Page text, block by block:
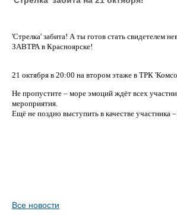
'Стрелка' забита! А ты готов стать свидетелем
ЗАВТРА в Красноярске!
21 октября в 20:00 на втором этаже в ТРК
Не пропустите – море эмоций ждёт всех
мероприятия.
Ещё не поздно выступить в качестве участника –
Все новости